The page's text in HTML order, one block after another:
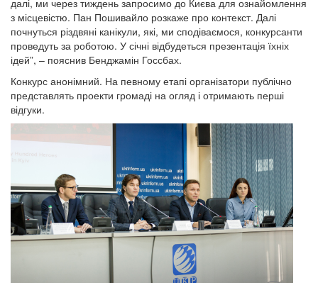
далі, ми через тиждень запросимо до Києва для ознайомлення
з місцевістю. Пан Пошивайло розкаже про контекст. Далі
почнуться різдвяні канікули, які, ми сподіваємося, конкурсанти
проведуть за роботою. У січні відбудеться презентація їхніх
ідей”, – пояснив Бенджамін Госсбах.
Конкурс анонімний. На певному етапі організатори публічно
представлять проекти громаді на огляд і отримають перші
відгуки.